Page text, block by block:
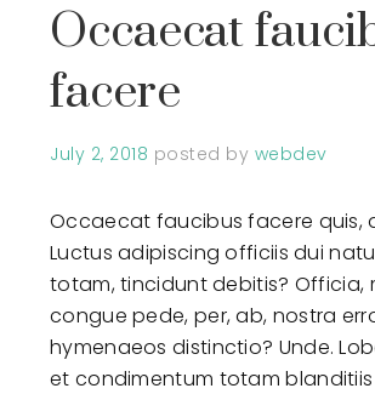
Occaecat
facere
July 2, 2018 posted by webdev
Occaecat faucibus facere quis,
Luctus adipiscing officiis dui
totam, tincidunt debitis? Officia,
congue pede, per, ab, nostra
hymenaeos distinctio? Unde.
et condimentum totam blanditiis